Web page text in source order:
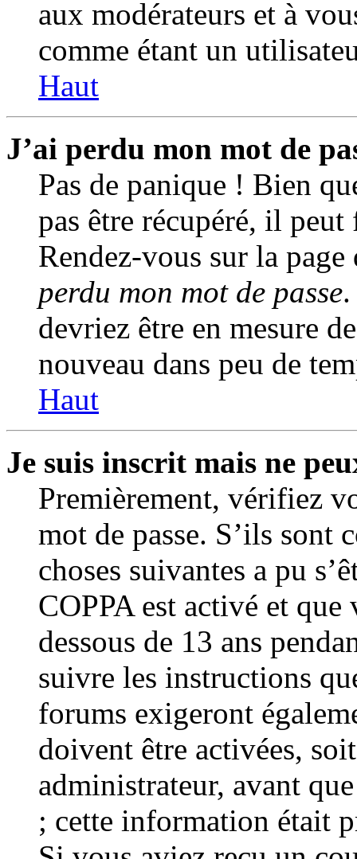
aux modérateurs et à
comme étant un
Haut
J’ai perdu mon mot de
Pas de panique ! Bien
pas être récupéré, il
Rendez-vous sur la
perdu mon mot de passe
devriez être en mesure
nouveau dans peu de
Haut
Je suis inscrit mais ne
Premièrement, vérifiez
mot de passe. S’ils sont
choses suivantes a pu
COPPA est activé et
dessous de 13 ans
suivre les instructions
forums exigeront
doivent être activées,
administrateur, avant
; cette information était